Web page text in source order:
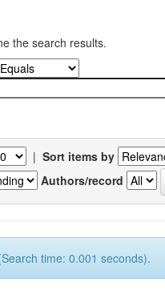
the search results.
| Sort items by
Authors/record
time: 0.001 seconds).